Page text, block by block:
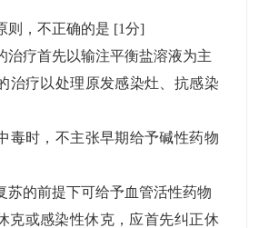
则，不正确的是 [1分]
治疗首先以输注平衡盐溶液为主
治疗以处理原发感染灶、抗感染
毒时，不主张早期给予碱性药物
苏的前提下可给予血管活性药物
克或感染性休克，应首先纠正休